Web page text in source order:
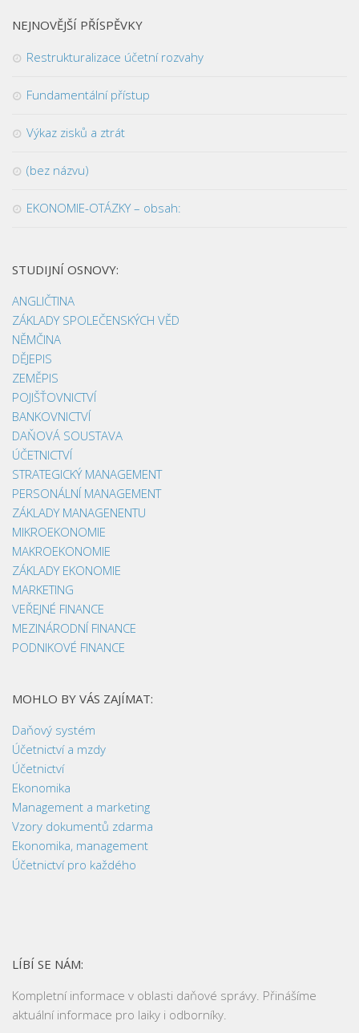
NEJNOVĚJŠÍ PŘÍSPĚVKY
Restrukturalizace účetní rozvahy
Fundamentální přístup
Výkaz zisků a ztrát
(bez názvu)
EKONOMIE-OTÁZKY – obsah:
STUDIJNÍ OSNOVY:
ANGLIČTINA
ZÁKLADY SPOLEČENSKÝCH VĚD
NĚMČINA
DĚJEPIS
ZEMĚPIS
POJIŠŤOVNICTVÍ
BANKOVNICTVÍ
DAŇOVÁ SOUSTAVA
ÚČETNICTVÍ
STRATEGICKÝ MANAGEMENT
PERSONÁLNÍ MANAGEMENT
ZÁKLADY MANAGENENTU
MIKROEKONOMIE
MAKROEKONOMIE
ZÁKLADY EKONOMIE
MARKETING
VEŘEJNÉ FINANCE
MEZINÁRODNÍ FINANCE
PODNIKOVÉ FINANCE
MOHLO BY VÁS ZAJÍMAT:
Daňový systém
Účetnictví a mzdy
Účetnictví
Ekonomika
Management a marketing
Vzory dokumentů zdarma
Ekonomika, management
Účetnictví pro každého
LÍBÍ SE NÁM:
Kompletní informace v oblasti daňové správy. Přinášíme
aktuální informace pro laiky i odborníky.